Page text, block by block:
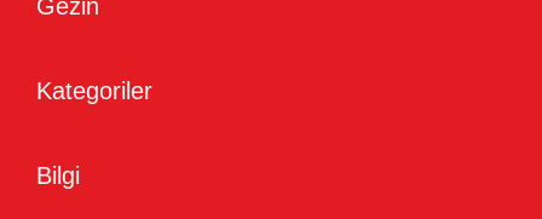
Gezin
Kategoriler
Bilgi